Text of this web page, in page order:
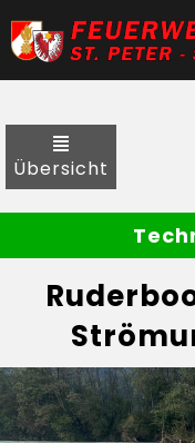
Übersicht